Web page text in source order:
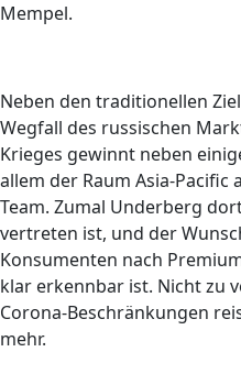
Mempel.
Neben den traditionellen
Wegfall des russischen
Krieges gewinnt neben
allem der Raum Asia-
Team. Zumal Underberg
vertreten ist, und der
Konsumenten nach
klar erkennbar ist. Nicht zu
Corona-Beschränkungen
mehr.